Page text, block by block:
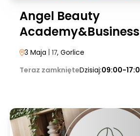
Angel Beauty
Academy&Business
3 Maja | 17, Gorlice
Teraz zamknięteDzisiaj:09:00-